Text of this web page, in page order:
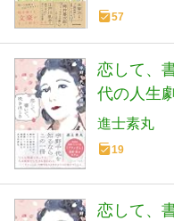
57
恋して、
代の人生
進士素丸
19
恋して、